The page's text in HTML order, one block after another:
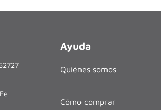
Ayuda
Quiénes somos
Cómo comprar